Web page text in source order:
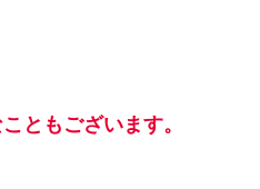
ともございます。